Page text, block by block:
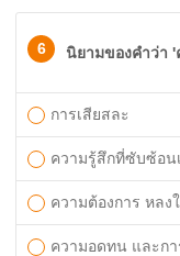
6 นิยามของคำว่า
การเสียสละ
ความรู้สึกที่ซับซ้อน
ความต้องการ หล
ความอดทน และก